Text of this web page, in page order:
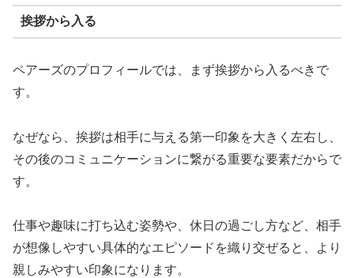
挨拶から入る
ペアーズのプロフィールでは、まず挨拶から入るべきで
す。
なぜなら、挨拶は相手に与える第一印象を大きく左右し、
その後のコミュニケーションに繋がる重要な要素だからで
す。
仕事や趣味に打ち込む姿勢や、休日の過ごし方など、相手
が想像しやすい具体的なエピソードを織り交ぜると、より
親しみやすい印象になります。